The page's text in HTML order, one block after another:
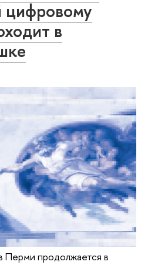
цифровому
в
продолжается в